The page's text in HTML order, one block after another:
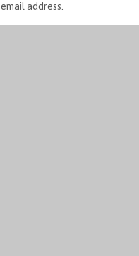
email address.